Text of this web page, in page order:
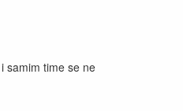
samim time se ne